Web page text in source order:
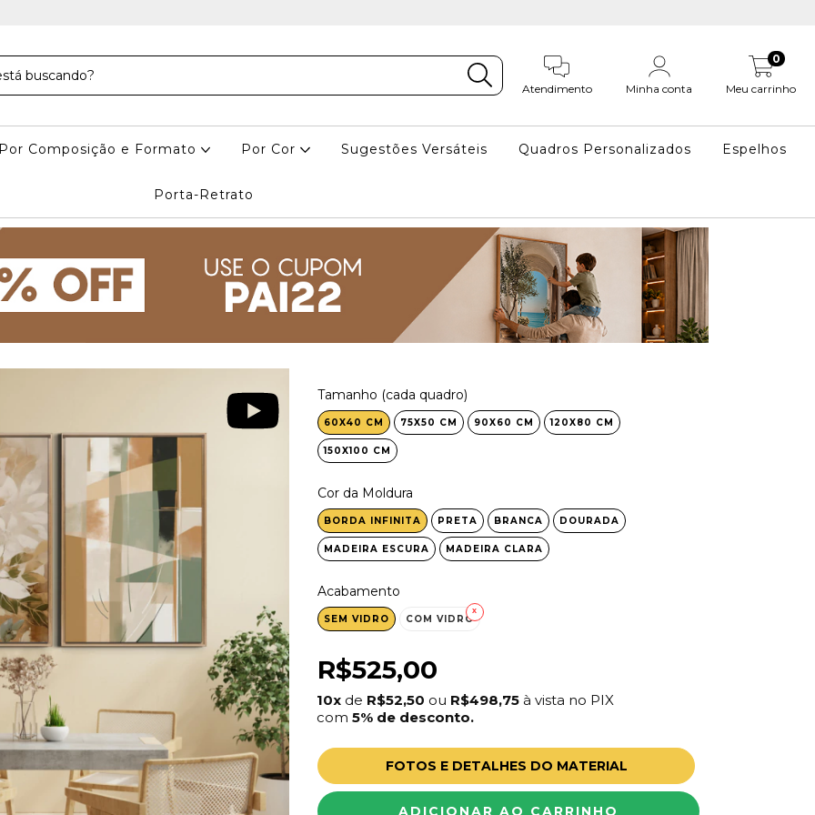
Atendimento Minha conta Meu carrinho
0
Composição e Formato Por Cor Sugestões Versáteis Quadros Personalizados Espelhos
Porta-Retrato
Tamanho (cada quadro)
60X40 CM 75X50 CM 90X60 CM 120X80 CM
150X100 CM
Cor da Moldura
BORDA INFINITA PRETA BRANCA DOURADA
MADEIRA ESCURA MADEIRA CLARA
Acabamento
SEM VIDRO COM VIDRO
R$525,00
10x de R$52,50 ou R$498,75 à vista no PIX
com 5% de desconto.
FOTOS E DETALHES DO MATERIAL